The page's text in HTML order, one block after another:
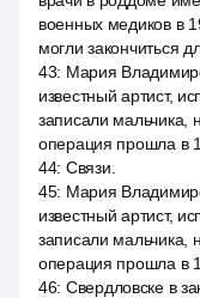
военных медиков в
могли закончиться
43: Мария
известный артист,
записали мальчика,
операция прошла в
44: Связи.
45: Мария
известный артист,
записали мальчика,
операция прошла в
46: Свердловске в